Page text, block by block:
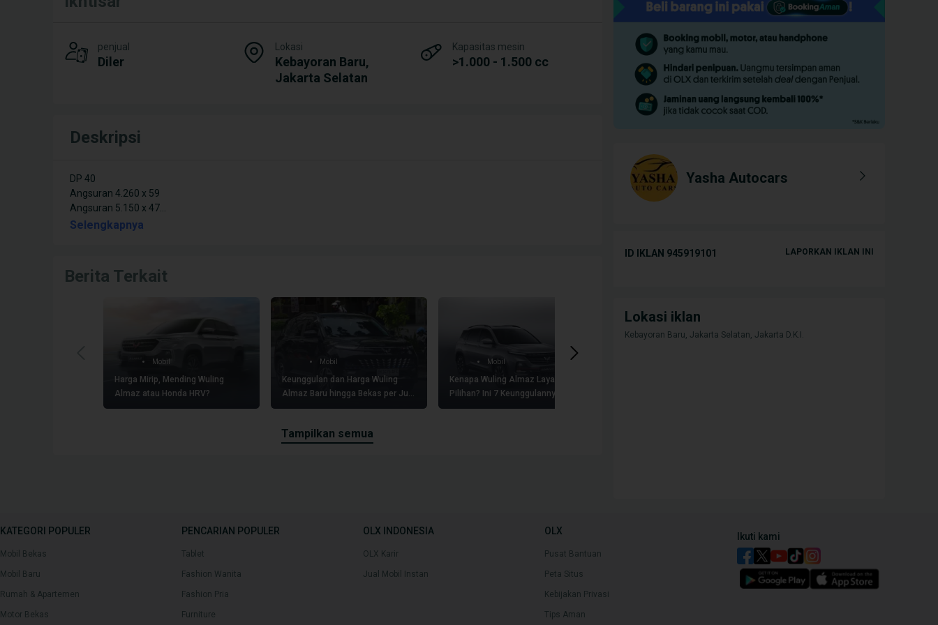
penjual
Diler
Lokasi
Kebayoran Baru,
Jakarta Selatan
Kapasitas mesin
>1.000 - 1.500 cc
Deskripsi
DP 40
Angsuran 4.260 x 59
Angsuran 5.150 x 47
Selengkapnya
Berita Terkait
Mobil
Harga Mirip, Mending Wuling
Almaz atau Honda HRV?
Mobil
Keunggulan dan Harga Wuling
Almaz Baru hingga Bekas per Juli
2025
Mobil
Kenapa Wuling Almaz Layak Jadi
Pilihan? Ini 7 Keunggulannya!
tampilkan semua
Yasha Autocars
ID IKLAN 945919101 LAPORKAN IKLAN INI
Lokasi iklan
Kebayoran Baru, Jakarta Selatan, Jakarta D.K.I.
KATEGORI POPULER
Mobil Bekas
Mobil Baru
Rumah & Apartemen
Motor Bekas
PENCARIAN POPULER
Tablet
Fashion Wanita
Fashion Pria
Furniture
OLX INDONESIA
OLX Karir
Jual Mobil Instan
OLX
Pusat Bantuan
Peta Situs
Kebijakan Privasi
Tips Aman
Ikuti kami